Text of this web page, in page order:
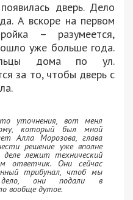
дверь. Дело
А вскоре на первом
– разумеется,
уже больше года.
дома по ул.
за то, чтобы дверь с
уточнения, вот меня
который был мной
Алла Морозова, глава
решение уже вполне
лежит технический
ответчик. Они сейчас
трибунал, чтоб мы
дело, они подали в
вообще дутое.